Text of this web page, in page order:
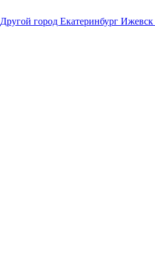
Другой город Екатеринбург Ижевск